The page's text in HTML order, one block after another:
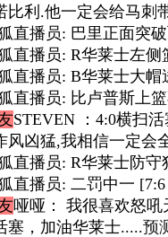
比利.他一定会给马刺
直播员: 巴里正面突
直播员: R华莱士左
直播员: B华莱士大帽
直播员: 比卢普斯上
STEVEN
：4:0横扫
风凶猛,我相信一定会
直播员: R华莱士防
直播员: 二罚中一
哑哑 ： 我很喜欢怒
塞，加油华莱士.....预